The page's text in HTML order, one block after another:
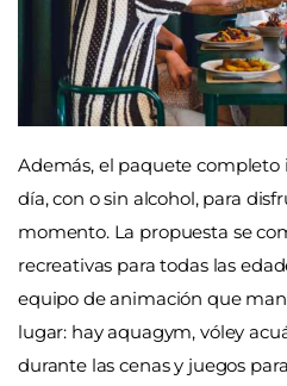
Además, el paquete completo
día, con o sin alcohol, para
momento. La propuesta se
recreativas para todas las
equipo de animación que
lugar: hay aquagym, vóley
durante las cenas y juegos